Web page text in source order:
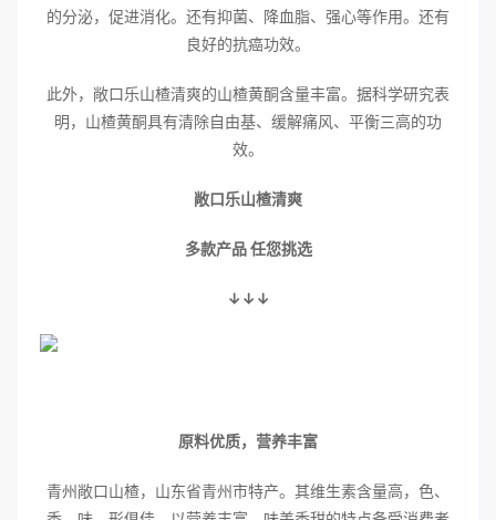
的分泌，促进消化。还有抑菌、降血脂、强心等作用。还有
良好的抗癌功效。
此外，敞口乐山楂清爽的山楂黄酮含量丰富。据科学研究表
明，山楂黄酮具有清除自由基、缓解痛风、平衡三高的功
效。
敞口乐山楂清爽
多款产品 任您挑选
↓↓↓
原料优质，营养丰富
青州敞口山楂，山东省青州市特产。其维生素含量高，色、